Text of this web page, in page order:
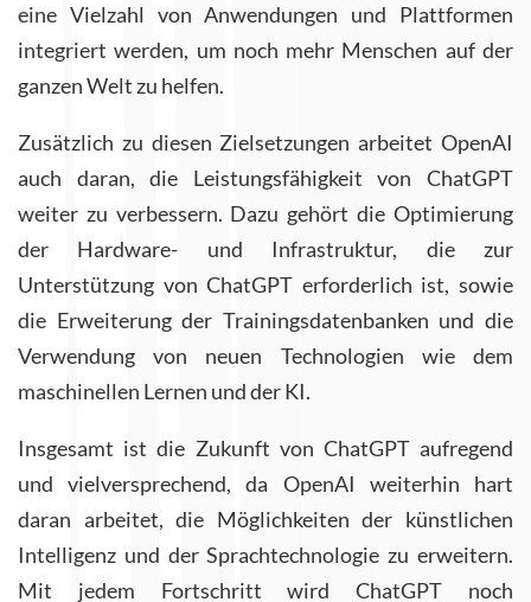
eine Vielzahl von Anwendungen und Plattformen
integriert werden, um noch mehr Menschen auf der
ganzen Welt zu helfen.
Zusätzlich zu diesen Zielsetzungen arbeitet OpenAI
auch daran, die Leistungsfähigkeit von ChatGPT
weiter zu verbessern. Dazu gehört die Optimierung
der Hardware- und Infrastruktur, die zur
Unterstützung von ChatGPT erforderlich ist, sowie
die Erweiterung der Trainingsdatenbanken und die
Verwendung von neuen Technologien wie dem
maschinellen Lernen und der KI.
Insgesamt ist die Zukunft von ChatGPT aufregend
und vielversprechend, da OpenAI weiterhin hart
daran arbeitet, die Möglichkeiten der künstlichen
Intelligenz und der Sprachtechnologie zu erweitern.
Mit jedem Fortschritt wird ChatGPT noch